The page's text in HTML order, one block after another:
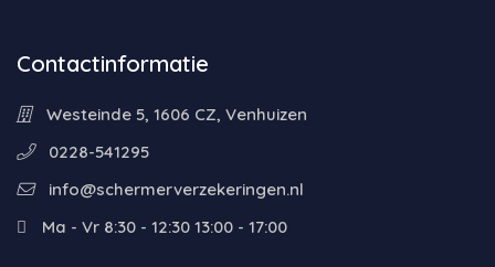
Contactinformatie
Westeinde 5, 1606 CZ, Venhuizen
0228-541295
info@schermerverzekeringen.nl
Ma - Vr 8:30 - 12:30 13:00 - 17:00